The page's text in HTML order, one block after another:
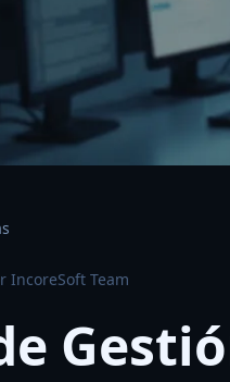
IncoreSoft Team